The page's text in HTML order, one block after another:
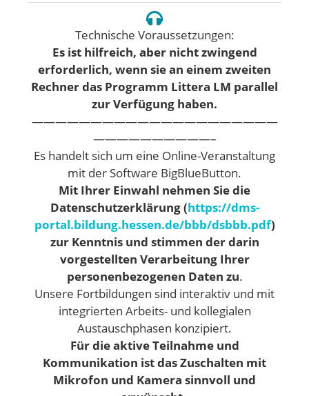
Technische Voraussetzungen:
Es ist hilfreich, aber nicht zwingend
erforderlich, wenn sie an einem zweiten
Rechner das Programm Littera LM parallel
zur Verfügung haben.
—————————————————————
——————————–
Es handelt sich um eine Online-Veranstaltung
mit der Software BigBlueButton.
Mit Ihrer Einwahl nehmen Sie die
Datenschutzerklärung (https://dms-
portal.bildung.hessen.de/bbb/dsbbb.pdf)
zur Kenntnis und stimmen der darin
vorgestellten Verarbeitung Ihrer
personenbezogenen Daten zu.
Unsere Fortbildungen sind interaktiv und mit
integrierten Arbeits- und kollegialen
Austauschphasen konzipiert.
Für die aktive Teilnahme und
Kommunikation ist das Zuschalten mit
Mikrofon und Kamera sinnvoll und